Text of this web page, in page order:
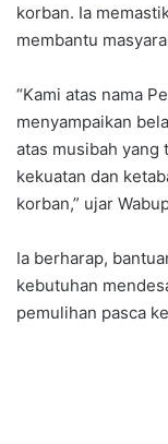
korban. Ia
membantu
“Kami atas nama
menyampaikan
atas musibah yang
kekuatan dan
korban,” ujar
Ia berharap,
kebutuhan
pemulihan pasca